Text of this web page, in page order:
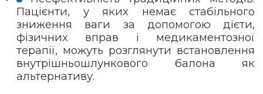
Пацієнти, у яких немає стабільного
зниження ваги за допомогою дієти,
фізичних вправ і медикаментозної
терапії, можуть розглянути встановлення
внутрішньошлункового балона як
альтернативу.